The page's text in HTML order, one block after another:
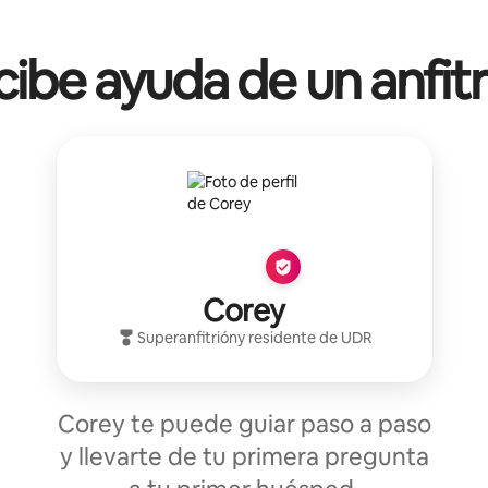
ayuda de un
Corey
Superanfitrióny residente de UDR
Corey te puede guiar paso a paso
y llevarte de tu primera pregunta